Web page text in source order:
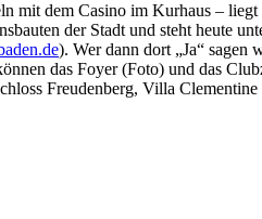
mit dem Casino im Kurhaus –
der Stadt und steht heute
). Wer dann dort „Ja“ sagen
das Foyer (Foto) und das
Freudenberg, Villa Clementine